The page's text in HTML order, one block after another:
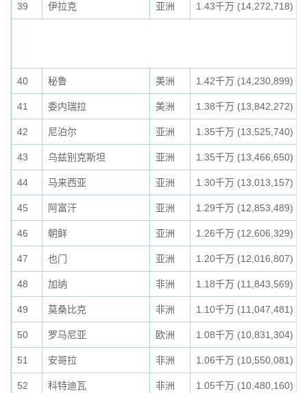
39 伊拉克 亚洲 1.43千万 (14,272,718)
40 秘鲁 美洲 1.42千万 (14,230,899)
41 委内瑞拉 美洲 1.38千万 (13,842,272)
42 尼泊尔 亚洲 1.35千万 (13,525,740)
43 乌兹别克斯坦 亚洲 1.35千万 (13,466,650)
44 马来西亚 亚洲 1.30千万 (13,013,157)
45 阿富汗 亚洲 1.29千万 (12,853,489)
46 朝鲜 亚洲 1.26千万 (12,606,329)
47 也门 亚洲 1.20千万 (12,016,807)
48 加纳 非洲 1.18千万 (11,843,569)
49 莫桑比克 非洲 1.10千万 (11,047,481)
50 罗马尼亚 欧洲 1.08千万 (10,831,304)
51 安哥拉 非洲 1.06千万 (10,550,081)
52 科特迪瓦 非洲 1.05千万 (10,480,160)